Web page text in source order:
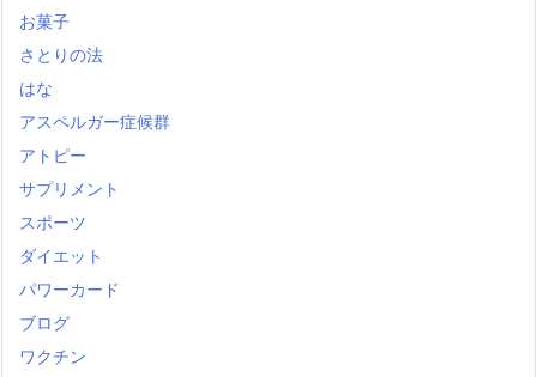
お菓子
さとりの法
はな
アスペルガー症候群
アトピー
サプリメント
スポーツ
ダイエット
パワーカード
ブログ
ワクチン